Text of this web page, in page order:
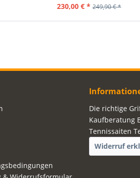
230,00 € * 249,90 € *
Die richtige
Kaufberatung
Tennissaiten
Widerruf